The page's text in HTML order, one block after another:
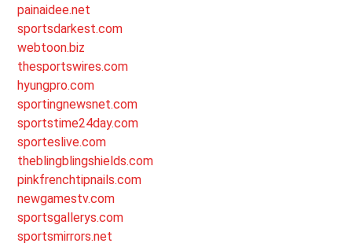
painaidee.net
sportsdarkest.com
webtoon.biz
thesportswires.com
hyungpro.com
sportingnewsnet.com
sportstime24day.com
sporteslive.com
theblingblingshields.com
pinkfrenchtipnails.com
newgamestv.com
sportsgallerys.com
sportsmirrors.net